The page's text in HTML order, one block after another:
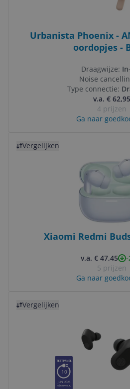
Urbanista Phoenix -
oordopjes -
Draagwijze:
Noise
Type connectie:
v.a. € 62,95
4 prijzen
Ga naar
Vergelijken
Xiaomi Redmi
v.a. € 47,45
-
5 prijzen
Ga naar
Vergelijken
10
JUN 2026